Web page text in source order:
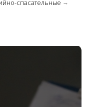
спасательные →